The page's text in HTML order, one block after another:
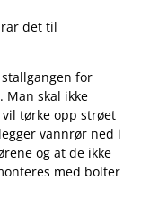
det til
for
Man skal ikke
tørke opp strøet
vannrør ned i
og at de ikke
med bolter